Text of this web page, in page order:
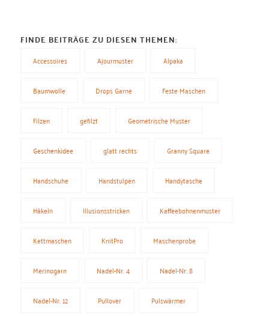
FINDE BEITRÄGE ZU DIESEN THEMEN:
Accessoires Ajourmuster Alpaka
Baumwolle Drops Garne Feste Maschen
Filzen gefilzt Geometrische Muster
Geschenkidee glatt rechts Granny Square
Handschuhe Handstulpen Handytasche
Häkeln Illusionsstricken Kaffeebohnenmuster
Kettmaschen KnitPro Maschenprobe
Merinogarn Nadel-Nr. 4 Nadel-Nr. 8
Nadel-Nr. 12 Pullover Pulswärmer